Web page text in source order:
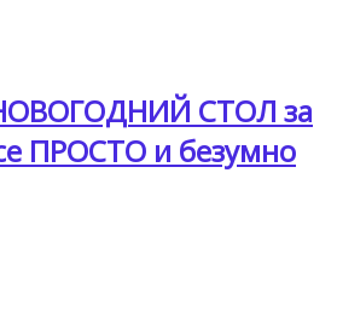
СТОЛ за
ПРОСТО и безумно